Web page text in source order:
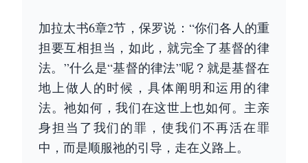
加拉太书6章2节，保罗说：“你们各人的重
担要互相担当，如此，就完全了基督的律
法。”什么是“基督的律法”呢？就是基督在
地上做人的时候，具体阐明和运用的律
法。祂如何，我们在这世上也如何。主亲
身担当了我们的罪，使我们不再活在罪
中，而是顺服祂的引导，走在义路上。